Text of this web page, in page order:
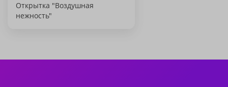
Открытка "Воздушная
нежность"